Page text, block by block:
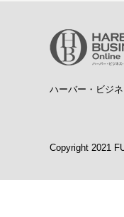
ハーバー・ビジ
Copyright 2021